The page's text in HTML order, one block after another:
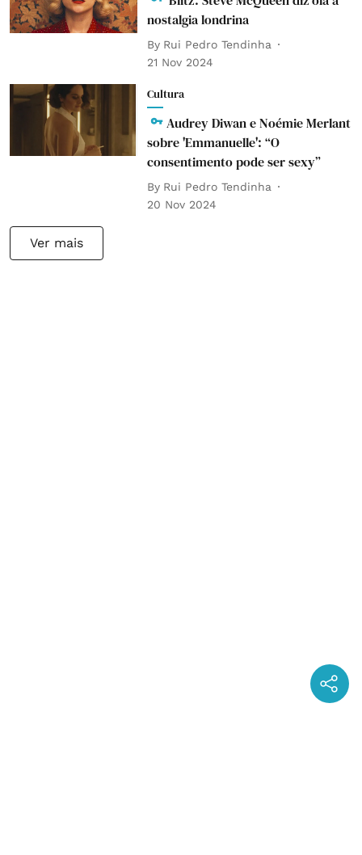
nostalgia londrina
By Rui Pedro Tendinha
21 Nov 2024
Cultura
Audrey Diwan e Noémie Merlant
sobre 'Emmanuelle': “O
consentimento pode ser sexy”
By Rui Pedro Tendinha
20 Nov 2024
Ver mais